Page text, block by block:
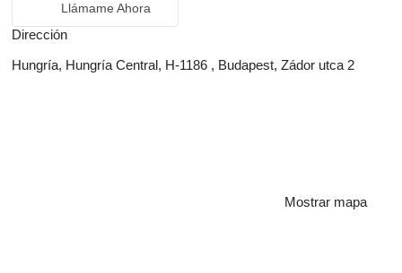
Llámame Ahora
Dirección
Hungría, Hungría Central, H-1186 , Budapest, Zádor utca 2
Mostrar mapa